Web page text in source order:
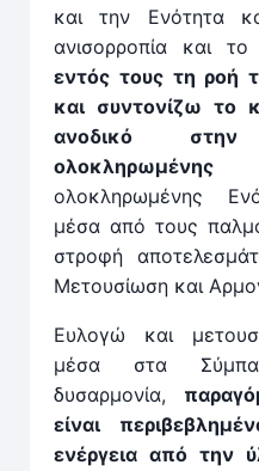
και την Ενότητα
ανισορροπία και το
εντός τους τη ροή
και συντονίζω το
ανοδικό
ολοκληρωμένης
μέσα από τους
στροφή
Μετουσίωση και
Ευλογώ και
μέσα στα
δυσαρμονία,
είναι
ενέργεια από την